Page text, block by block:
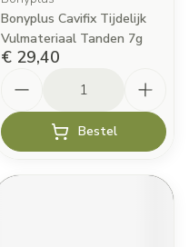
Bonyplus Cavifix Tijdelijk
Vulmateriaal Tanden 7g
€ 29,40
Bestel